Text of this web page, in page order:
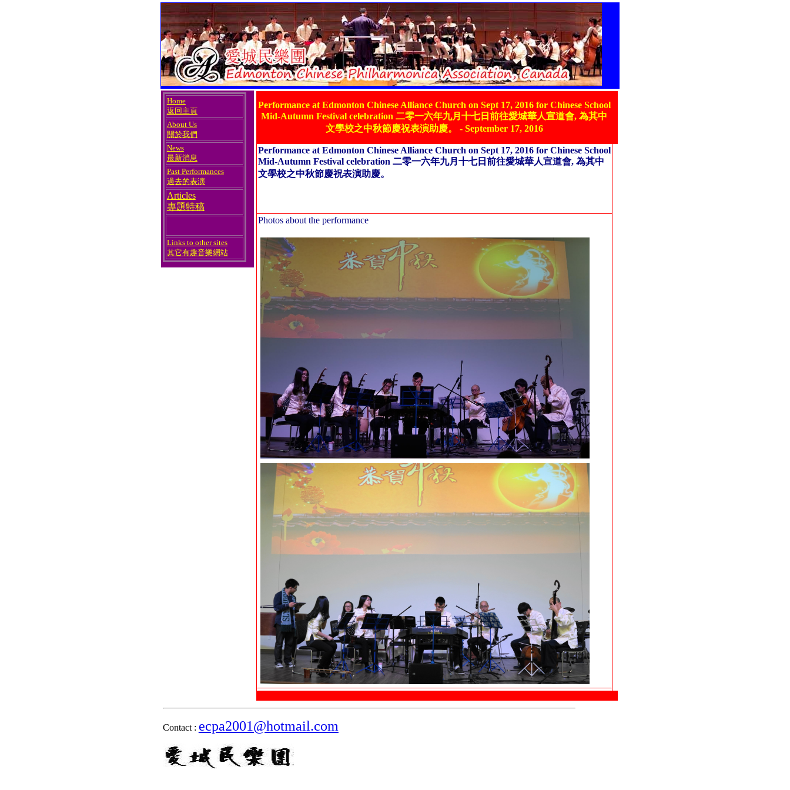
Home
返回主頁
About Us
關於我們
News
最新消息
Past Performances
過去的表演
Articles
專題特稿
Links to other sites
其它有趣音樂網站
Performance at Edmonton Chinese Alliance Church on Sept 17, 2016 for Chinese School
Mid-Autumn Festival celebration 二零一六年九月十七日前往愛城華人宣道會, 為其中
文學校之中秋節慶祝表演助慶。 - September 17, 2016
Performance at Edmonton Chinese Alliance Church on Sept 17, 2016 for Chinese School
Mid-Autumn Festival celebration 二零一六年九月十七日前往愛城華人宣道會, 為其中
文學校之中秋節慶祝表演助慶。
Photos about the performance
Contact : ecpa2001@hotmail.com